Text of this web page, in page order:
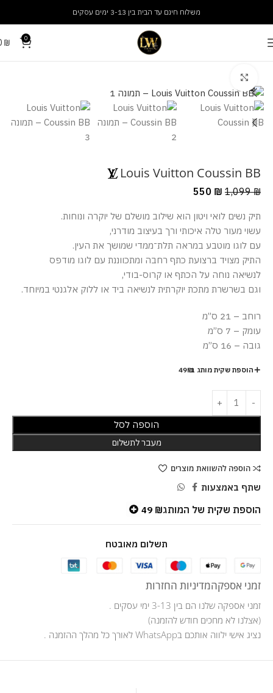
משלוח חינם עד הבית בין 3-13 ימים עסקים
0
₪
Louis Vuitton Coussin BB
1,099₪
550 ₪
תיק נשים לואי ויטון הוא שילוב מושלם של יוקרה ונוחות.
עשוי מעור טלה איכותי ורך בעיצוב מודרני,
עם לוגו מוטבע במראה תלת־ממדי שמושך את העין.
התיק מצויד ברצועת כתף רחבה ומתכווננת עם לוגו מודפס
לנשיאה נוחה על הכתף או קרוס-בודי,
וגם בשרשרת מתכת יוקרתית לנשיאה ביד או ללוק אלגנטי במיוחד.
רוחב – 21 ס”מ
עומק – 7 ס”מ
גובה – 16 ס”מ
הוספת שקית מותג ב-49₪
הוספה לסל
מעבר לתשלום
הוספה להשוואת מוצרים
שתף באמצעות
הוספת שקית של המותג 49 ₪
תשלום מאובטח
זמני אספקהמדיניות החזרות
זמני אספקה שלנו הם בין 3-13 ימי עסקים .
(אצלנו לא מחכים חודש להזמנה)
נציג אישי ילווה אותכם בWhatsApp לאורך כל מהלך ההזמנה .